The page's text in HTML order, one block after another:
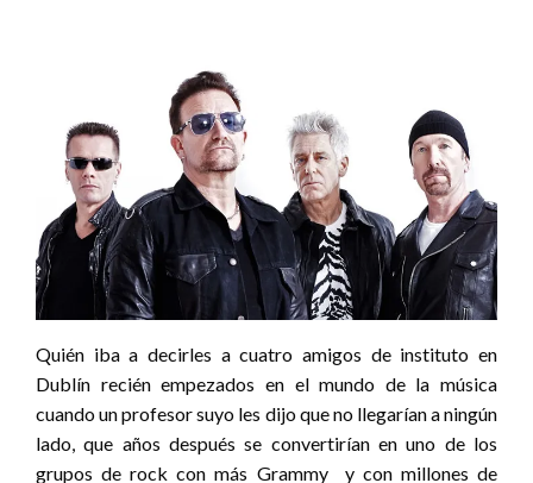
Quién iba a decirles a cuatro amigos de instituto en
Dublín recién empezados en el mundo de la música
cuando un profesor suyo les dijo que no llegarían a ningún
lado, que años después se convertirían en uno de los
grupos de rock con más Grammy y con millones de